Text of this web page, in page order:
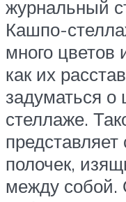
журнальный
Кашпо-
много цветов
как их
задуматься о
стеллаже.
полочек,
между собой.